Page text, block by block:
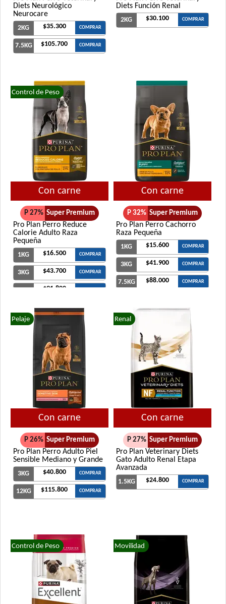
Diets Neurológico
Neurocare
2KG $35.300 COMPRAR
7.5KG $105.700 COMPRAR
Diets Función Renal
2KG $30.100 COMPRAR
Control de Peso
Con carne
P 27% Super Premium
Pro Plan Perro Reduce
Calorie Adulto Raza
Pequeña
1KG $16.500 COMPRAR
3KG $43.700 COMPRAR
7.5KG $91.800
Con carne
P 32% Super Premium
Pro Plan Perro Cachorro
Raza Pequeña
1KG $15.600 COMPRAR
3KG $41.900 COMPRAR
7.5KG $88.000 COMPRAR
Pelaje
Con carne
P 26% Super Premium
Pro Plan Perro Adulto Piel
Sensible Mediano y Grande
3KG $40.800 COMPRAR
12KG $115.800 COMPRAR
Renal
Con carne
P 27% Super Premium
Pro Plan Veterinary Diets
Gato Adulto Renal Etapa
Avanzada
1.5KG $24.800 COMPRAR
Control de Peso Movilidad